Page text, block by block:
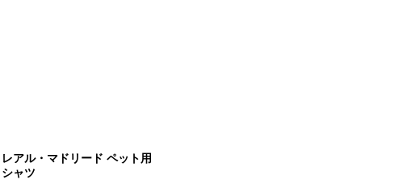
レアル・マドリード ペット用
シャツ